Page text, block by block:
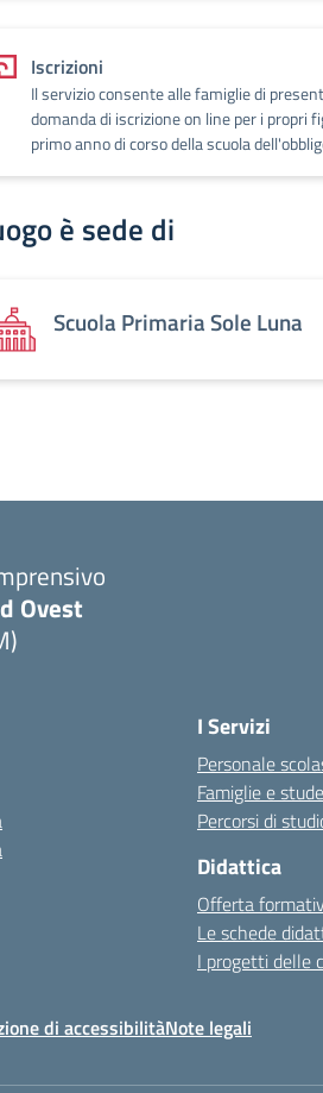
Iscrizioni
Il servizio consente alle famiglie di
domanda di iscrizione on line per i propri
primo anno di corso della scuola
è sede di
Scuola Primaria Sole Luna
Ovest
I Servizi
Personale
Famiglie e
Percorsi di
Didattica
Offerta
Le schede
I progetti delle
di accessibilitàNote legali